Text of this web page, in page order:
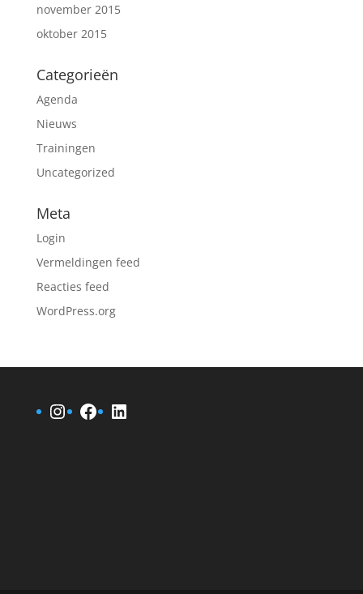
november 2015
oktober 2015
Categorieën
Agenda
Nieuws
Trainingen
Uncategorized
Meta
Login
Vermeldingen feed
Reacties feed
WordPress.org
Instagram
Facebook
LinkedIn